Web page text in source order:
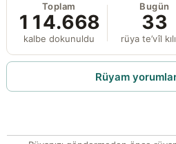
Toplam
114.668
kalbe dokunuldu
Bugün
33
rüya te’vîl
Rüyam